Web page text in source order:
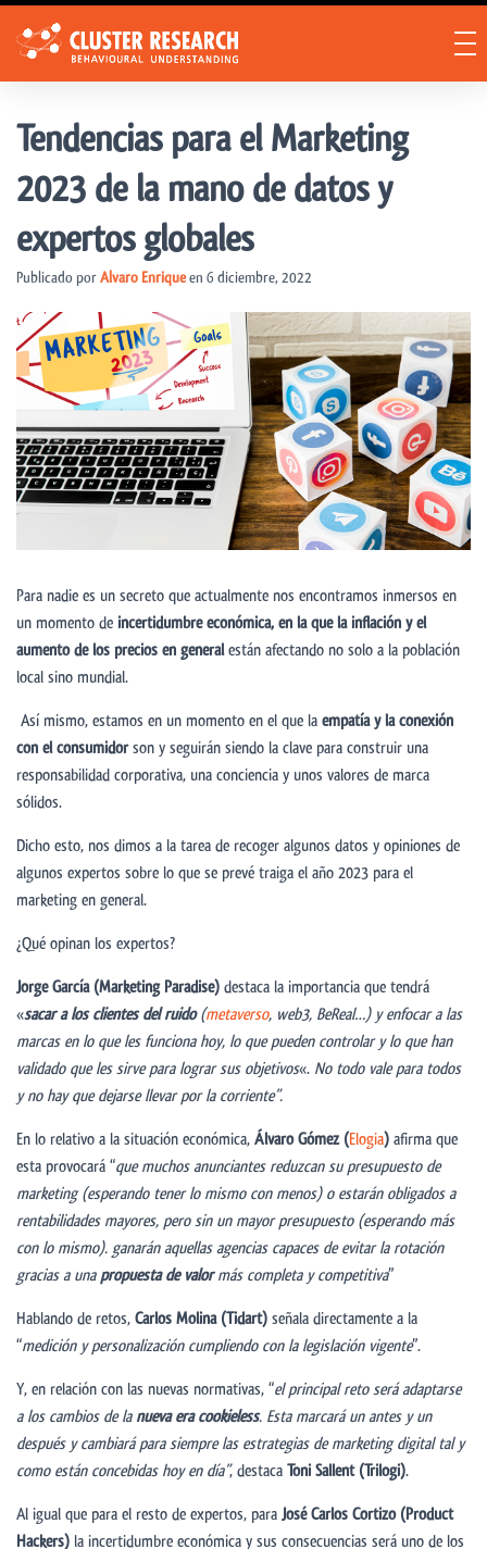
Tendencias para el Marketing
2023 de la mano de datos y
expertos globales
Publicado porAlvaro Enriqueen 6 diciembre, 2022
Para nadie es un secreto que actualmente nos encontramos inmersos en
un momento de incertidumbre económica, en la que la inflación y el
aumento de los precios en generalestán afectando no solo a la población
local sino mundial.
Así mismo, estamos en un momento en el que la empatía y la conexión
con el consumidorson y seguirán siendo la clave para construir una
responsabilidad corporativa, una conciencia y unos valores de marca
sólidos.
Dicho esto, nos dimos a la tarea de recoger algunos datos y opiniones de
algunos expertos sobre lo que se prevé traiga el año 2023 para el
marketing en general.
¿Qué opinan los expertos?
Jorge García (Marketing Paradise) destaca la importancia que tendrá
«sacar a los clientes del ruido (metaverso, web3, BeReal…) y enfocar a las
marcas en lo que les funciona hoy, lo que pueden controlar y lo que han
validado que les sirve para lograr sus objetivos«. No todo vale para todos
y no hay que dejarse llevar por la corriente”.
En lo relativo a la situación económica, Álvaro Gómez (Elogia) afirma que
esta provocará “que muchos anunciantes reduzcan su presupuesto de
marketing (esperando tener lo mismo con menos) o estarán obligados a
rentabilidades mayores, pero sin un mayor presupuesto (esperando más
con lo mismo). ganarán aquellas agencias capaces de evitar la rotación
gracias a una propuesta de valor más completa y competitiva”
Hablando de retos, Carlos Molina (Tidart) señala directamente a la
“medición y personalización cumpliendo con la legislación vigente”.
Y, en relación con las nuevas normativas, “el principal reto será adaptarse
a los cambios de la nueva era cookieless. Esta marcará un antes y un
después y cambiará para siempre las estrategias de marketing digital tal y
como están concebidas hoy en día”, destaca Toni Sallent (Trilogi).
Al igual que para el resto de expertos, para José Carlos Cortizo (Product
Hackers) la incertidumbre económica y sus consecuencias será uno de los